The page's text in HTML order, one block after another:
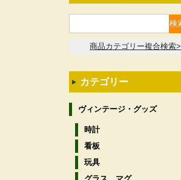
商品カテゴリー複合検索>
カテゴリー
ヴィンテージ・グッズ
時計
看板
玩具